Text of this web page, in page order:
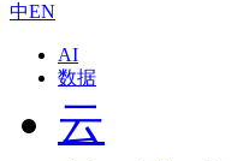
中EN
AI
数据
云